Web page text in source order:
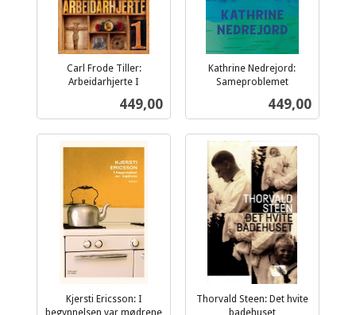
Carl Frode Tiller:
Arbeidarhjerte I
Pris
449,00
Kathrine Nedrejord:
Sameproblemet
Pris
449,00
Kjersti Ericsson: I
begynnelsen var mødrene
Thorvald Steen: Det hvite
badehuset